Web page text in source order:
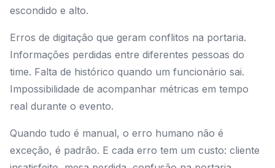
escondido e alto.
Erros de digitação que geram conflitos na portaria.
Informações perdidas entre diferentes pessoas do
time. Falta de histórico quando um funcionário sai.
Impossibilidade de acompanhar métricas em tempo
real durante o evento.
Quando tudo é manual, o erro humano não é
exceção, é padrão. E cada erro tem um custo: cliente